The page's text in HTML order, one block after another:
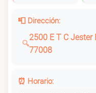
📮 Dirección:
2500 E T C Jester
77008
⏰ Horario: